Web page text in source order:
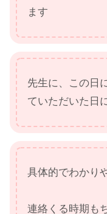
ます
先生に、この日
ていただいた日
具体的でわかり
連絡くる時期も